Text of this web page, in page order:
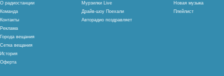
О радиостанции
Команда
Контакты
Реклама
Города вещания
Сетка вещания
История
Оферта
Мурзилки Live
Драйв-шоу Поехали
Авторадио поздравляет
Новая музыка
Плейлист